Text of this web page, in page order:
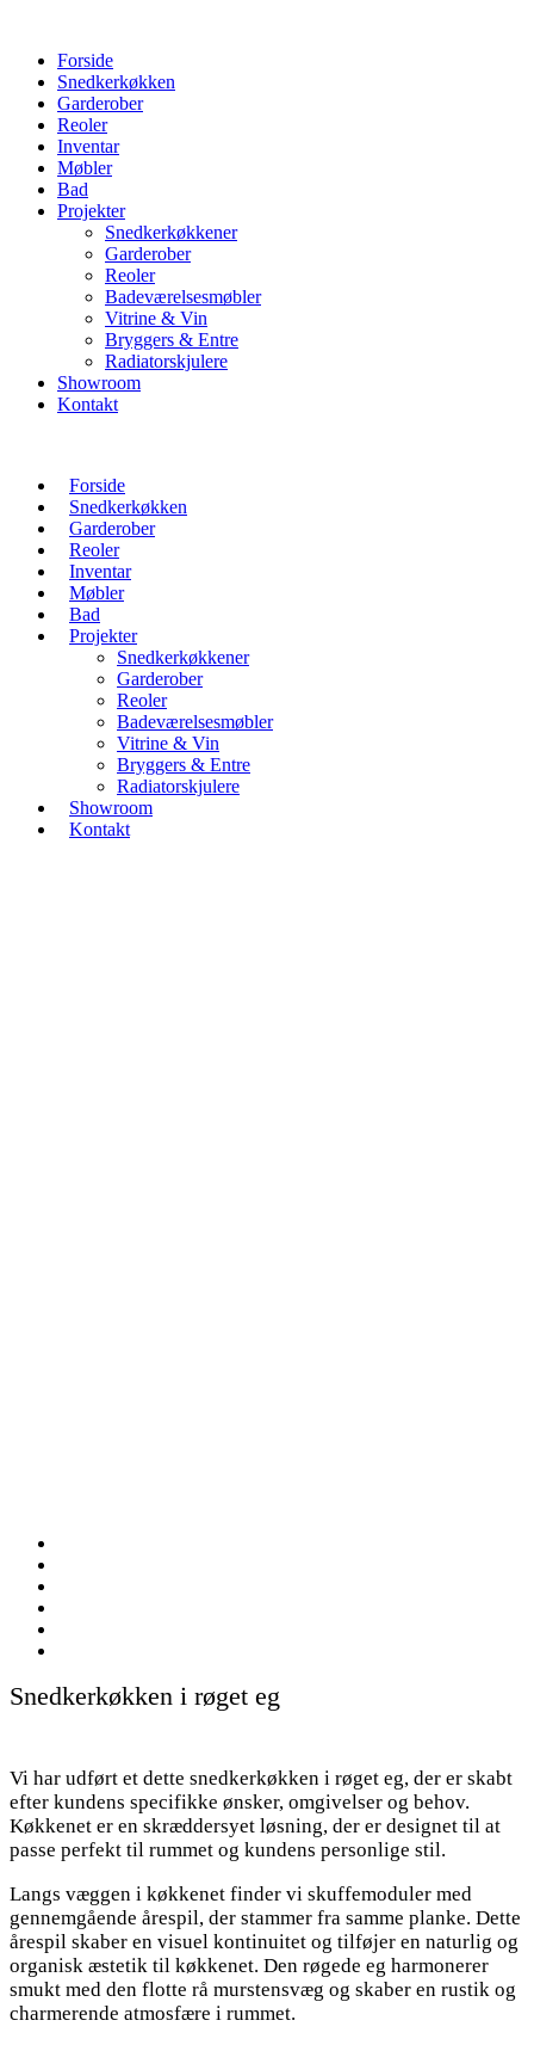
Forside
Snedkerkøkken
Garderober
Reoler
Inventar
Møbler
Bad
Projekter
Snedkerkøkkener
Garderober
Reoler
Badeværelsesmøbler
Vitrine & Vin
Bryggers & Entre
Radiatorskjulere
Showroom
Kontakt
Forside
Snedkerkøkken
Garderober
Reoler
Inventar
Møbler
Bad
Projekter
Snedkerkøkkener
Garderober
Reoler
Badeværelsesmøbler
Vitrine & Vin
Bryggers & Entre
Radiatorskjulere
Showroom
Kontakt
Snedkerkøkken i røget eg
Vi har udført et dette snedkerkøkken i røget eg, der er skabt
efter kundens specifikke ønsker, omgivelser og behov.
Køkkenet er en skræddersyet løsning, der er designet til at
passe perfekt til rummet og kundens personlige stil.
Langs væggen i køkkenet finder vi skuffemoduler med
gennemgående årespil, der stammer fra samme planke. Dette
årespil skaber en visuel kontinuitet og tilføjer en naturlig og
organisk æstetik til køkkenet. Den røgede eg harmonerer
smukt med den flotte rå murstensvæg og skaber en rustik og
charmerende atmosfære i rummet.